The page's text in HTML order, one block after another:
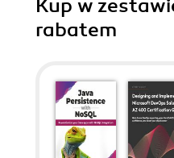
Kup w
rabatem